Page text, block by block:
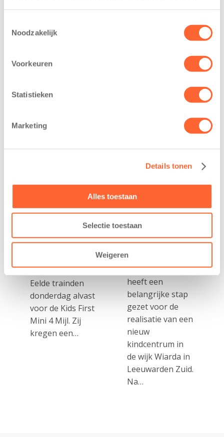
Noodzakelijk
Voorkeuren
Statistieken
Marketing
Details tonen
Alles toestaan
Selectie toestaan
Weigeren
Gerelateerde berichten
voor Kids First
7 augustus 2026
2026 – Kinderen
Westerburcht in
Eelde trainden
donderdag alvast
voor de Kids First
Mini 4 Mijl. Zij
kregen een…
koopcontract
kindcentrum in
wijk Wiarda in
Leeuwarden
11 juni 2026
Leeuwarden –
Kids First
Kinderopvang
heeft een
belangrijke stap
gezet voor de
realisatie van een
nieuw
kindcentrum in
de wijk Wiarda in
Leeuwarden Zuid.
Na…